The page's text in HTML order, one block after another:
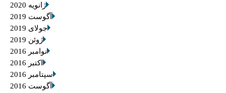
ژانویه 2020
آگوست 2019
جولای 2019
ژوئن 2019
نوامبر 2016
اکتبر 2016
سپتامبر 2016
آگوست 2016